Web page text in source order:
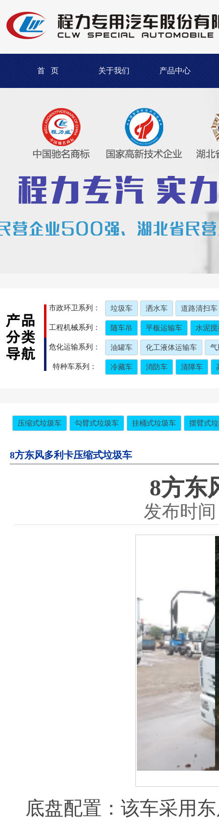
首 页 关于我们 产品中心
市政环卫系列： 垃圾车 洒水车 道路清扫车
工程机械系列： 随车吊 平板运输车 水泥
危化运输系列： 油罐车 化工液体运输车 气
特种车系列： 冷藏车 消防车 清障车
压缩式垃圾车 勾臂式垃圾车 挂桶式垃圾车 摆臂式
8方东风多利卡压缩式垃圾车
8方东
发布时
底盘配置：该车采用